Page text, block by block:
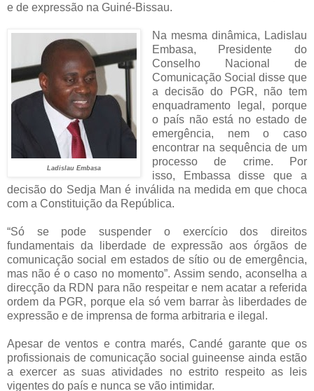
e de expressão na Guiné-Bissau.
Ladislau Embasa
Na mesma dinâmica, Ladislau
Embasa, Presidente do
Conselho Nacional de
Comunicação Social disse que
a decisão do PGR, não tem
enquadramento legal, porque
o país não está no estado de
emergência, nem o caso
encontrar na sequência de um
processo de crime. Por
isso, Embassa disse que a
decisão do Sedja Man é inválida na medida em que choca
com a Constituição da República.
“Só se pode suspender o exercício dos direitos
fundamentais da liberdade de expressão aos órgãos de
comunicação social em estados de sítio ou de emergência,
mas não é o caso no momento”. Assim sendo, aconselha a
direcção da RDN para não respeitar e nem acatar a referida
ordem da PGR, porque ela só vem barrar às liberdades de
expressão e de imprensa de forma arbitraria e ilegal.
Apesar de ventos e contra marés, Candé garante que os
profissionais de comunicação social guineense ainda estão
a exercer as suas atividades no estrito respeito as leis
vigentes do país e nunca se vão intimidar.